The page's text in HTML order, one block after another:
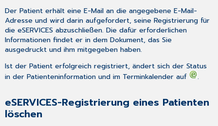
Der Patient erhält eine E-Mail an die angegebene E-Mail-
Adresse und wird darin aufgefordert, seine Registrierung für
die eSERVICES abzuschließen. Die dafür erforderlichen
Informationen findet er in dem Dokument, das Sie
ausgedruckt und ihm mitgegeben haben.
Ist der Patient erfolgreich registriert, ändert sich der Status
in der Patienteninformation und im Terminkalender auf
.
eSERVICES-Registrierung eines Patienten
löschen